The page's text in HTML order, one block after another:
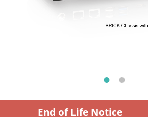
End of Life Notice